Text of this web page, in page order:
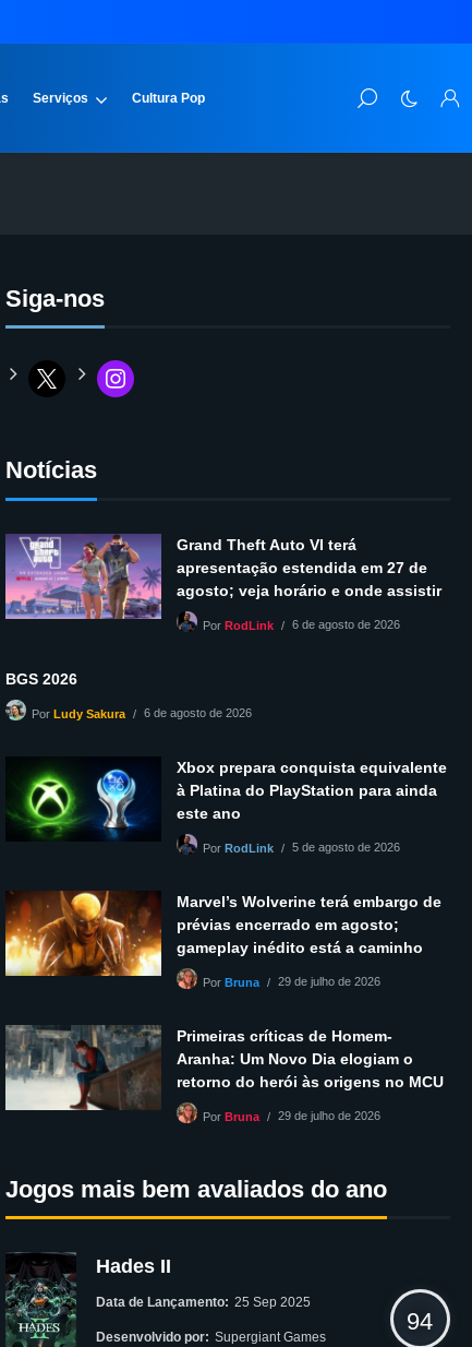
Serviços Cultura Pop
Siga-nos
Notícias
Grand Theft Auto VI terá
apresentação estendida em 27 de
agosto; veja horário e onde assistir
PorRodLink 6 de agosto de 2026
BGS 2026
PorLudy Sakura 6 de agosto de 2026
Xbox prepara conquista equivalente
à Platina do PlayStation para ainda
este ano
PorRodLink 5 de agosto de 2026
Marvel’s Wolverine terá embargo de
prévias encerrado em agosto;
gameplay inédito está a caminho
PorBruna 29 de julho de 2026
Primeiras críticas de Homem-
Aranha: Um Novo Dia elogiam o
retorno do herói às origens no MCU
PorBruna 29 de julho de 2026
Jogos mais bem avaliados do ano
Hades II
Data de Lançamento: 25 Sep 2025
Desenvolvido por: Supergiant Games
94